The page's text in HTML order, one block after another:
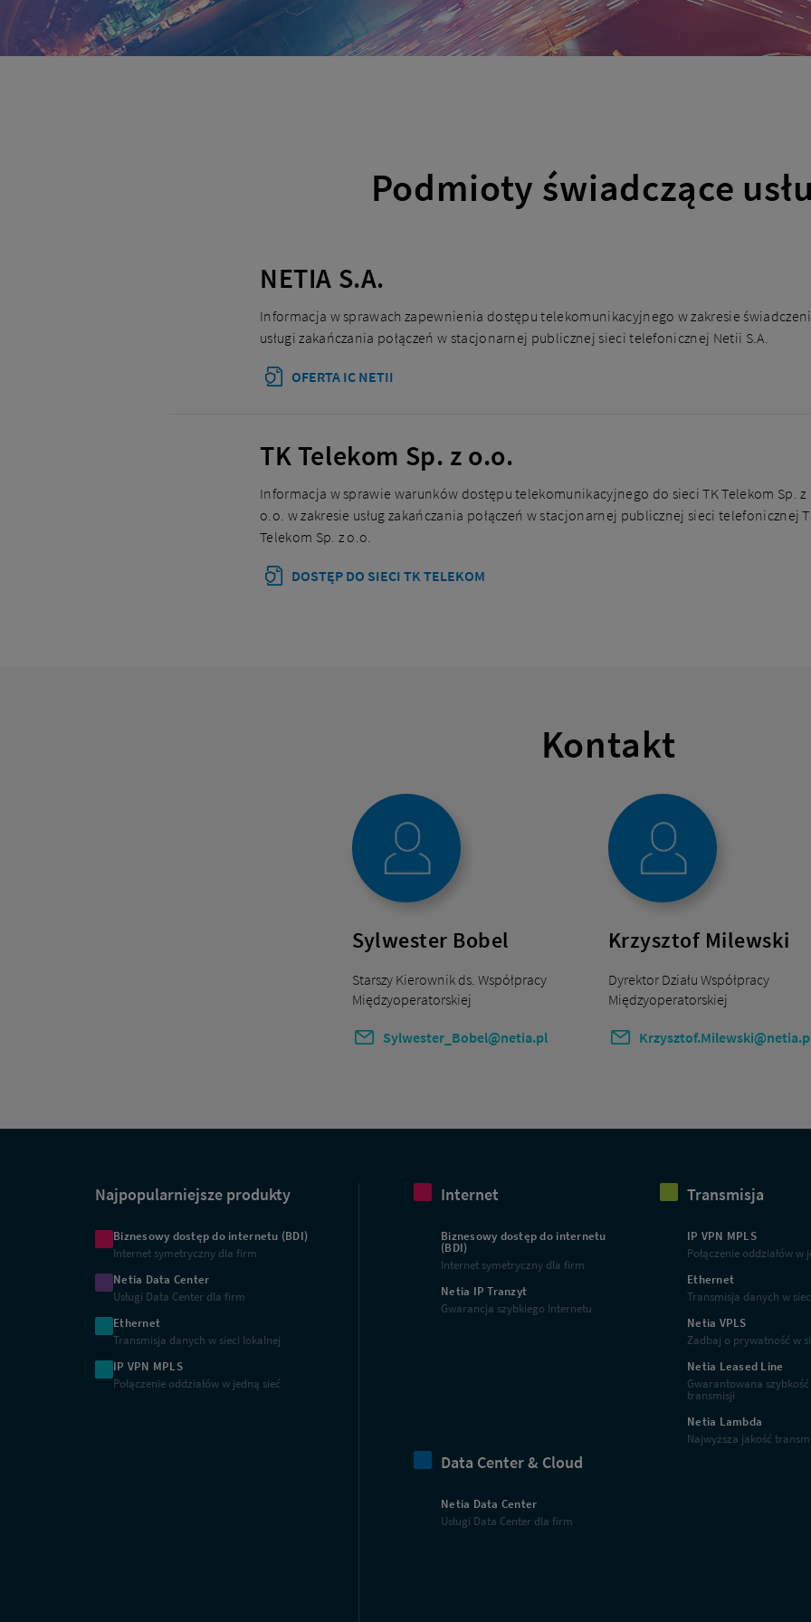
Podmioty świadczące
NETIA S.A.
Informacja w sprawach zapewnienia dostępu telekomunikacyjnego w zakresie
usługi zakańczania połączeń w stacjonarnej publicznej sieci telefonicznej Netii S.A.
OFERTA IC NETII
TK Telekom Sp. z o.o.
Informacja w sprawie warunków dostępu telekomunikacyjnego do sieci TK Telekom Sp. z
o.o. w zakresie usług zakańczania połączeń w stacjonarnej publicznej sieci telefonicznej
Telekom Sp. z o.o.
DOSTĘP DO SIECI TK TELEKOM
Kontakt
Sylwester Bobel
Starszy Kierownik ds. Współpracy
Międzyoperatorskiej
Sylwester_Bobel@netia.pl
Krzysztof Milewski
Dyrektor Działu Współpracy
Międzyoperatorskiej
Najpopularniejsze produkty
Biznesowy dostęp do internetu (BDI)
Internet symetryczny dla firm
Netia Data Center
Usługi Data Center dla firm
Ethernet
Transmisja danych w sieci lokalnej
IP VPN MPLS
Połączenie oddziałów w jedną sieć
Internet
Biznesowy dostęp do internetu
(BDI)
Internet symetryczny dla firm
Netia IP Tranzyt
Gwarancja szybkiego Internetu
Transmisja
IP VPN MPLS
Połączenie oddziałów w
Ethernet
Transmisja danych w
Netia VPLS
Zadbaj o prywatność w
Netia Leased Line
Gwarantowana szybkość
transmisji
Netia Lambda
Najwyższa jakość
Data Center & Cloud
Netia Data Center
Usługi Data Center dla firm